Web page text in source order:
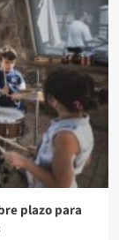
plazo para